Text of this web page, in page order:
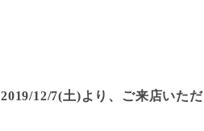
2019/12/7(土)より、ご来店いた